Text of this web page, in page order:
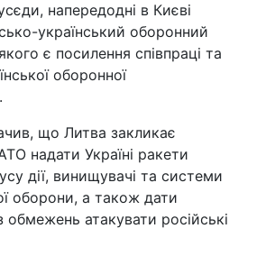
напередодні в Києві
український оборонний
є посилення співпраці та
оборонної
що Литва закликає
надати Україні ракети
дії, винищувачі та системи
оборони, а також дати
обмежень атакувати російські